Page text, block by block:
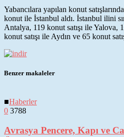
Yabancılara yapılan konut
konut ile İstanbul aldı. İstanbul ilini
Antalya, 119 konut satışı ile Yalova,
konut satışı ile Aydın ve 65 konut
Benzer makaleler
■Haberler
0 3788
Avrasya Pencere, Kapı ve